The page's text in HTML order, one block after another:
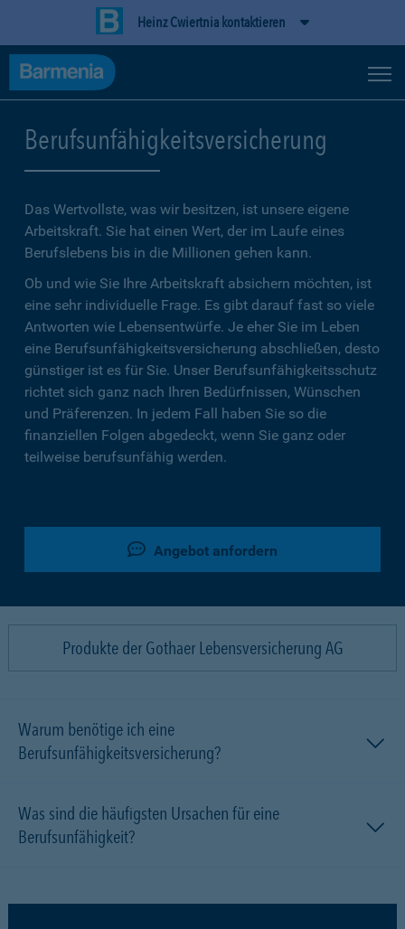
Heinz Cwiertnia kontaktieren
Berufsunfähigkeitsversicherung
Das Wertvollste, was wir besitzen, ist unsere eigene
Arbeitskraft. Sie hat einen Wert, der im Laufe eines
Berufslebens bis in die Millionen gehen kann.
Ob und wie Sie Ihre Arbeitskraft absichern möchten, ist
eine sehr individuelle Frage. Es gibt darauf fast so viele
Antworten wie Lebensentwürfe. Je eher Sie im Leben
eine Berufsunfähigkeitsversicherung abschließen, desto
günstiger ist es für Sie. Unser Berufsunfähigkeitsschutz
richtet sich ganz nach Ihren Bedürfnissen, Wünschen
und Präferenzen. In jedem Fall haben Sie so die
finanziellen Folgen abgedeckt, wenn Sie ganz oder
teilweise berufsunfähig werden.
Angebot anfordern
Produkte der Gothaer Lebensversicherung AG
Warum benötige ich eine
Berufsunfähigkeitsversicherung?
Was sind die häufigsten Ursachen für eine
Berufsunfähigkeit?